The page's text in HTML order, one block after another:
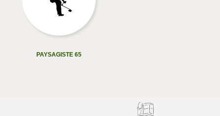
PAYSAGISTE 65